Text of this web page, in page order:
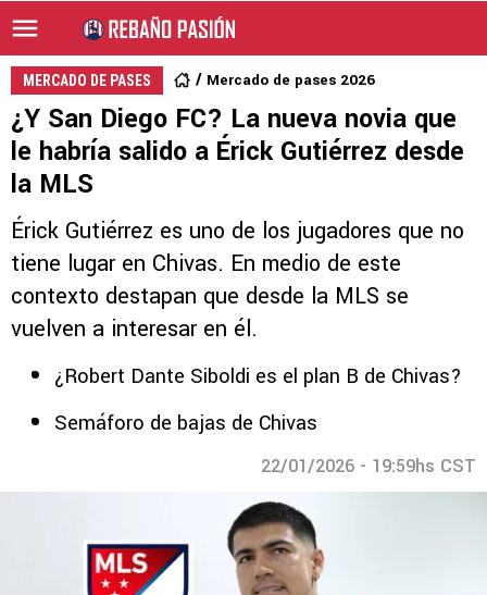
MERCADO DE PASES Mercado de pases 2026
¿Y San Diego FC? La nueva novia que
le habría salido a Érick Gutiérrez desde
la MLS
Érick Gutiérrez es uno de los jugadores que no
tiene lugar en Chivas. En medio de este
contexto destapan que desde la MLS se
vuelven a interesar en él.
¿Robert Dante Siboldi es el plan B de Chivas?
Semáforo de bajas de Chivas
22/01/2026 - 19:59hs CST